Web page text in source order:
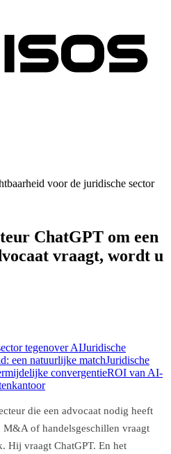
voor de juridische sector
ChatGPT om een
vraagt, wordt u
tegenover AIJuridische
een natuurlijke matchJuridische
convergentieROI van AI-
die een advocaat nodig heeft
M&A of handelsgeschillen vraagt
Hij vraagt ChatGPT. En het